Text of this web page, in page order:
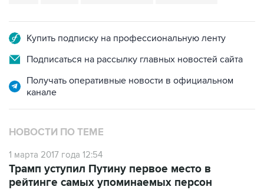
Купить подписку на профессиональную ленту
Подписаться на рассылку главных новостей сайта
Получать оперативные новости в официальном
канале
НОВОСТИ ПО ТЕМЕ
1 марта 2017 года 12:54
Трамп уступил Путину первое место в
рейтинге самых упоминаемых персон